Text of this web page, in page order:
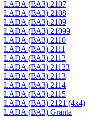
LADA (ВАЗ) 2107
LADA (ВАЗ) 2108
LADA (ВАЗ) 2109
LADA (ВАЗ) 21099
LADA (ВАЗ) 2110
LADA (ВАЗ) 2111
LADA (ВАЗ) 2112
LADA (ВАЗ) 21123
LADA (ВАЗ) 2113
LADA (ВАЗ) 2114
LADA (ВАЗ) 2115
LADA (ВАЗ) 2121 (4x4)
LADA (ВАЗ) Granta